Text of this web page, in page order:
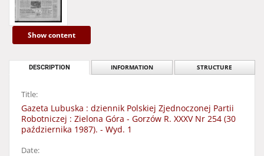
Show content
DESCRIPTION INFORMATION STRUCTURE
Title:
Gazeta Lubuska : dziennik Polskiej Zjednoczonej Partii
Robotniczej : Zielona Góra - Gorzów R. XXXV Nr 254 (30
października 1987). - Wyd. 1
Date: